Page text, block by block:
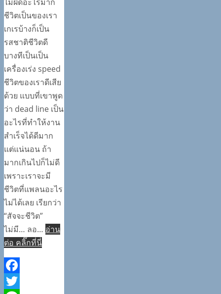
ชีวิตเป็นของเรา
เกเรบ้างก็เป็น
รสชาติชีวิตดี
บางทีเป็นเป็น
เครื่องเร่ง speed
ชีวิตของเราดีเสีย
ด้วย แบบที่เขาพูด
ว่า dead line เป็น
อะไรที่ทำให้งาน
สำเร็จได้ดีมาก
แต่แน่นอน ถ้า
มากเกินไปก็ไม่ดี
เพราะเราจะมี
ชีวิตที่แพลนอะไร
ไม่ได้เลย เรียกว่า
“สัจจะชีวิต”
ไม่มี… ลอ… อ่าน
ต่อ คลิ๊กที่นี่
Facebook